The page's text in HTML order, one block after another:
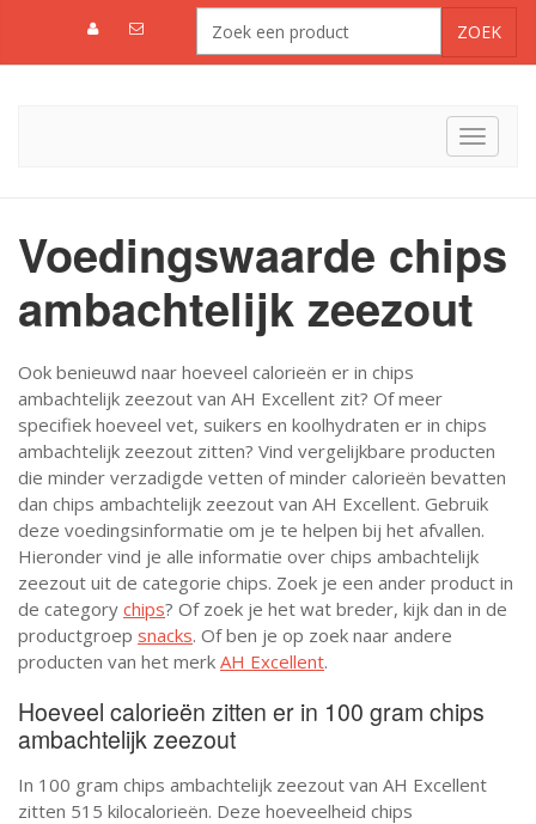
Toggle
Voedingswaarde chips
ambachtelijk zeezout
Ook benieuwd naar hoeveel calorieën er in chips
ambachtelijk zeezout van AH Excellent zit? Of meer
specifiek hoeveel vet, suikers en koolhydraten er in chips
ambachtelijk zeezout zitten? Vind vergelijkbare producten
die minder verzadigde vetten of minder calorieën bevatten
dan chips ambachtelijk zeezout van AH Excellent. Gebruik
deze voedingsinformatie om je te helpen bij het afvallen.
Hieronder vind je alle informatie over chips ambachtelijk
zeezout uit de categorie chips. Zoek je een ander product in
de category chips? Of zoek je het wat breder, kijk dan in de
productgroep snacks. Of ben je op zoek naar andere
producten van het merk AH Excellent.
Hoeveel calorieën zitten er in 100 gram chips
ambachtelijk zeezout
In 100 gram chips ambachtelijk zeezout van AH Excellent
zitten 515 kilocalorieën. Deze hoeveelheid chips